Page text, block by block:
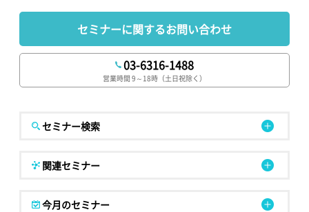
セミナーに関するお問い合わせ
03-6316-1488
営業時間 9～18時（土日祝除く）
セミナー検索
関連セミナー
今月のセミナー